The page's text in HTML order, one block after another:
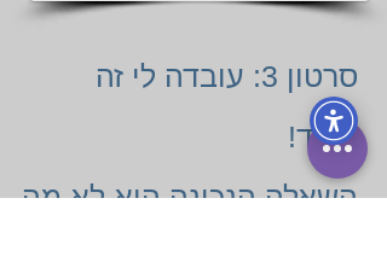
סרטון 3: עובדה לי זה
עובד!
השאלה הנכונה היא לא מה